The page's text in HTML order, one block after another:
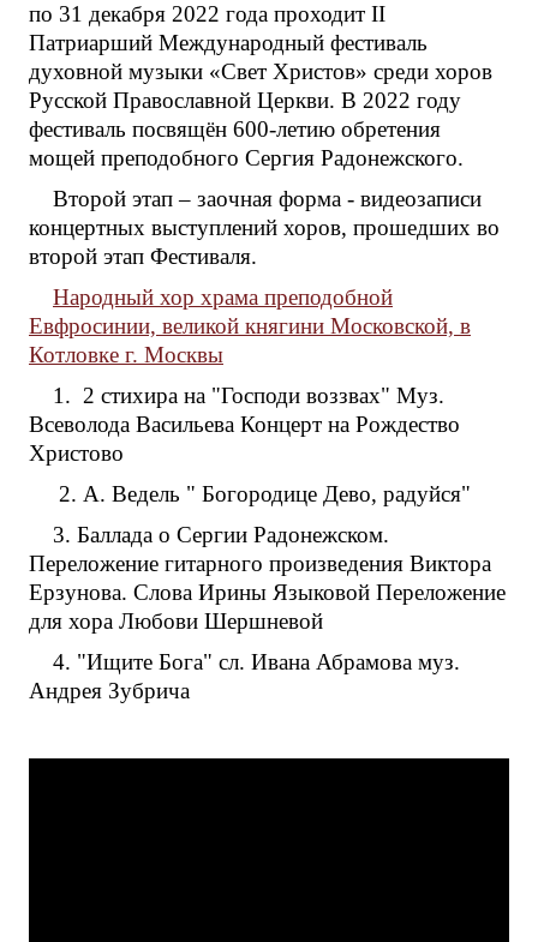
по 31 декабря 2022 года проходит II
Патриарший Международный фестиваль
духовной музыки «Свет Христов» среди хоров
Русской Православной Церкви. В 2022 году
фестиваль посвящён 600-летию обретения
мощей преподобного Сергия Радонежского.
Второй этап – заочная форма - видеозаписи
концертных выступлений хоров, прошедших во
второй этап Фестиваля.
Народный хор храма преподобной
Евфросинии, великой княгини Московской, в
Котловке г. Москвы
1. 2 стихира на "Господи воззвах" Муз.
Всеволода Васильева Концерт на Рождество
Христово
2. А. Ведель " Богородице Дево, радуйся"
3. Баллада о Сергии Радонежском.
Переложение гитарного произведения Виктора
Ерзунова. Слова Ирины Языковой Переложение
для хора Любови Шершневой
4. "Ищите Бога" сл. Ивана Абрамова муз.
Андрея Зубрича